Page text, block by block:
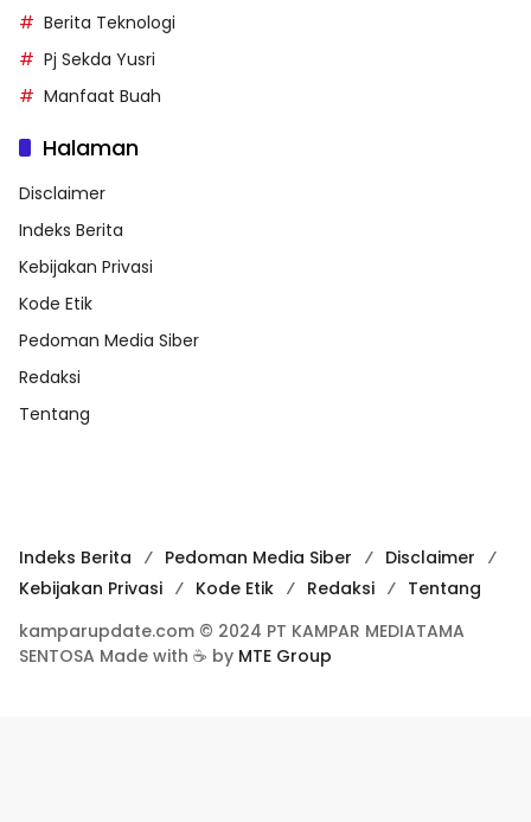
Berita Teknologi
Pj Sekda Yusri
Manfaat Buah
Halaman
Disclaimer
Indeks Berita
Kebijakan Privasi
Kode Etik
Pedoman Media Siber
Redaksi
Tentang
Indeks Berita Pedoman Media Siber
Disclaimer
Kebijakan Privasi
Kode Etik Redaksi
Tentang
kamparupdate.com © 2024 PT KAMPAR MEDIATAMA
SENTOSA Made with ☕ by MTE Group